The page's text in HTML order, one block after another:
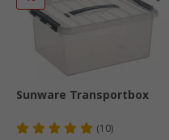
Sunware Transportbox
(10)